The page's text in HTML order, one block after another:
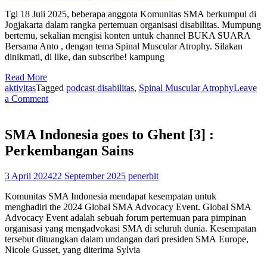
Tgl 18 Juli 2025, beberapa anggota Komunitas SMA berkumpul di
Jogjakarta dalam rangka pertemuan organisasi disabilitas. Mumpung
bertemu, sekalian mengisi konten untuk channel BUKA SUARA
Bersama Anto , dengan tema Spinal Muscular Atrophy. Silakan
dinikmati, di like, dan subscribe! kampung
Read More
aktivitasTagged podcast disabilitas, Spinal Muscular AtrophyLeave
a Commenton
tentang
SMA
SMA Indonesia goes to Ghent [3] :
Perkembangan Sains
3 April 202422 September 2025 penerbit
Komunitas SMA Indonesia mendapat kesempatan untuk
menghadiri the 2024 Global SMA Advocacy Event. Global SMA
Advocacy Event adalah sebuah forum pertemuan para pimpinan
organisasi yang mengadvokasi SMA di seluruh dunia. Kesempatan
tersebut dituangkan dalam undangan dari presiden SMA Europe,
Nicole Gusset, yang diterima Sylvia